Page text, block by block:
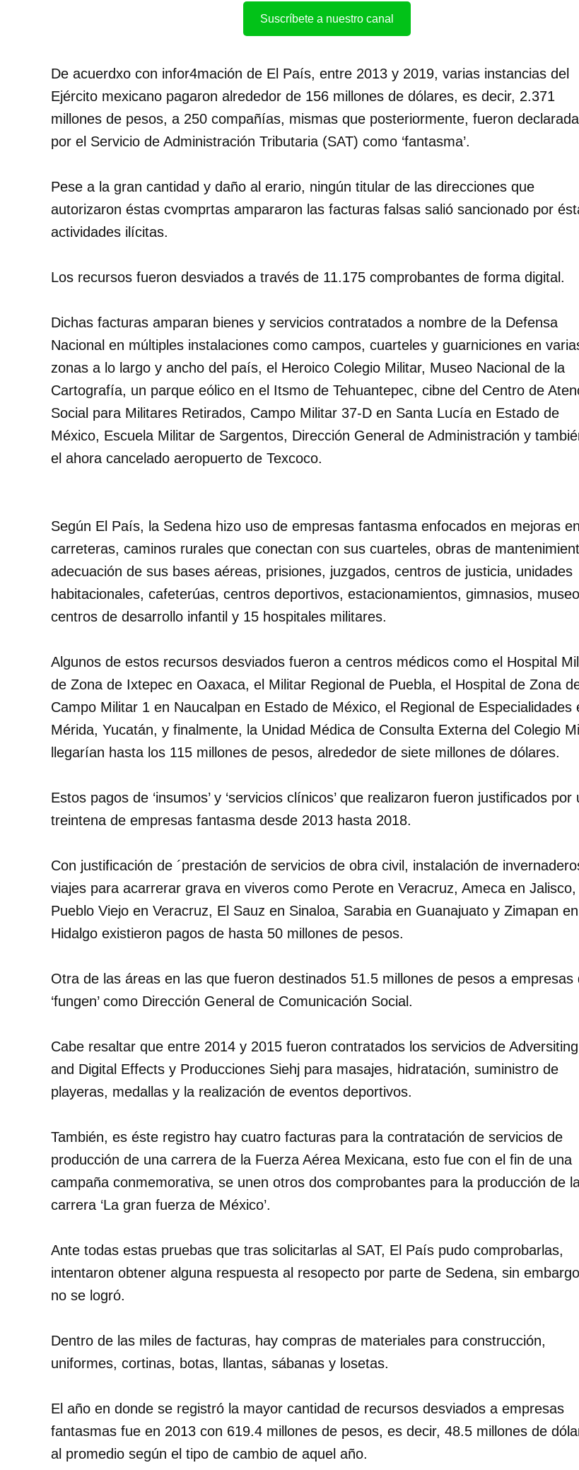
Suscríbete a nuestro canal
De acuerdxo con infor4mación de El País, entre 2013 y 2019, varias instancias del
Ejército mexicano pagaron alrededor de 156 millones de dólares, es decir, 2.371
millones de pesos, a 250 compañías, mismas que posteriormente, fueron
por el Servicio de Administración Tributaria (SAT) como ‘fantasma’.
Pese a la gran cantidad y daño al erario, ningún titular de las direcciones que
autorizaron éstas cvomprtas ampararon las facturas falsas salió sancionado por
actividades ilícitas.
Los recursos fueron desviados a través de 11.175 comprobantes de forma digital.
Dichas facturas amparan bienes y servicios contratados a nombre de la Defensa
Nacional en múltiples instalaciones como campos, cuarteles y guarniciones en
zonas a lo largo y ancho del país, el Heroico Colegio Militar, Museo Nacional de la
Cartografía, un parque eólico en el Itsmo de Tehuantepec, cibne del Centro de
Social para Militares Retirados, Campo Militar 37-D en Santa Lucía en Estado de
México, Escuela Militar de Sargentos, Dirección General de Administración y
el ahora cancelado aeropuerto de Texcoco.
Según El País, la Sedena hizo uso de empresas fantasma enfocados en mejoras en
carreteras, caminos rurales que conectan con sus cuarteles, obras de
adecuación de sus bases aéreas, prisiones, juzgados, centros de justicia, unidades
habitacionales, cafeterúas, centros deportivos, estacionamientos, gimnasios,
centros de desarrollo infantil y 15 hospitales militares.
Algunos de estos recursos desviados fueron a centros médicos como el Hospital
de Zona de Ixtepec en Oaxaca, el Militar Regional de Puebla, el Hospital de Zona
Campo Militar 1 en Naucalpan en Estado de México, el Regional de Especialidades
Mérida, Yucatán, y finalmente, la Unidad Médica de Consulta Externa del Colegio
llegarían hasta los 115 millones de pesos, alrededor de siete millones de dólares.
Estos pagos de ‘insumos’ y ‘servicios clínicos’ que realizaron fueron justificados por
treintena de empresas fantasma desde 2013 hasta 2018.
Con justificación de ´prestación de servicios de obra civil, instalación de
viajes para acarrerar grava en viveros como Perote en Veracruz, Ameca en Jalisco,
Pueblo Viejo en Veracruz, El Sauz en Sinaloa, Sarabia en Guanajuato y Zimapan en
Hidalgo existieron pagos de hasta 50 millones de pesos.
Otra de las áreas en las que fueron destinados 51.5 millones de pesos a empresas
‘fungen’ como Dirección General de Comunicación Social.
Cabe resaltar que entre 2014 y 2015 fueron contratados los servicios de Adversiting
and Digital Effects y Producciones Siehj para masajes, hidratación, suministro de
playeras, medallas y la realización de eventos deportivos.
También, es éste registro hay cuatro facturas para la contratación de servicios de
producción de una carrera de la Fuerza Aérea Mexicana, esto fue con el fin de una
campaña conmemorativa, se unen otros dos comprobantes para la producción de
carrera ‘La gran fuerza de México’.
Ante todas estas pruebas que tras solicitarlas al SAT, El País pudo comprobarlas,
intentaron obtener alguna respuesta al resopecto por parte de Sedena, sin
no se logró.
Dentro de las miles de facturas, hay compras de materiales para construcción,
uniformes, cortinas, botas, llantas, sábanas y losetas.
El año en donde se registró la mayor cantidad de recursos desviados a empresas
fantasmas fue en 2013 con 619.4 millones de pesos, es decir, 48.5 millones de
al promedio según el tipo de cambio de aquel año.